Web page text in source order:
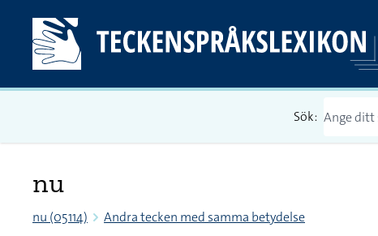
Sök:
nu
nu (05114) Andra tecken med samma betydelse